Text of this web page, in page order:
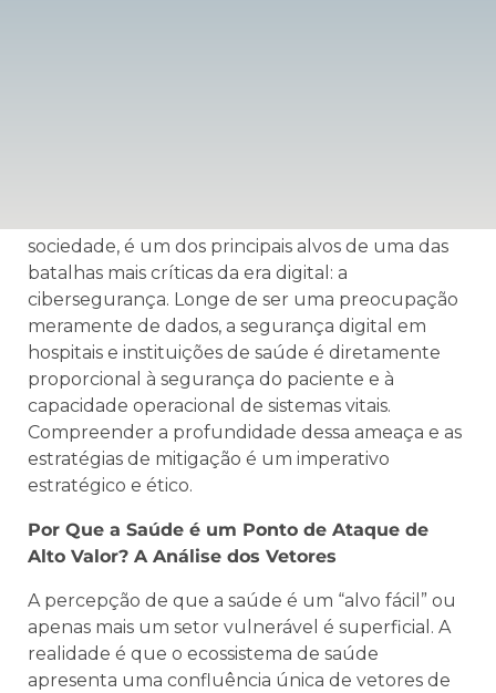
sociedade, é um dos principais alvos de uma das
batalhas mais críticas da era digital: a
cibersegurança. Longe de ser uma preocupação
meramente de dados, a segurança digital em
hospitais e instituições de saúde é diretamente
proporcional à segurança do paciente e à
capacidade operacional de sistemas vitais.
Compreender a profundidade dessa ameaça e as
estratégias de mitigação é um imperativo
estratégico e ético.
Por Que a Saúde é um Ponto de Ataque de
Alto Valor? A Análise dos Vetores
A percepção de que a saúde é um “alvo fácil” ou
apenas mais um setor vulnerável é superficial. A
realidade é que o ecossistema de saúde
apresenta uma confluência única de vetores de